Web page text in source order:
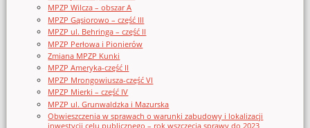
MPZP Wilcza – obszar A
MPZP Gąsiorowo – część III
MPZP ul. Behringa – część II
MPZP Perłowa i Pionierów
Zmiana MPZP Kunki
MPZP Ameryka-część II
MPZP Mrongowiusza-część VI
MPZP Mierki – część IV
MPZP ul. Grunwaldzka i Mazurska
Obwieszczenia w sprawach o warunki zabudowy i lokalizacji
inwestycji celu publicznego – rok wszczęcia sprawy do 2023